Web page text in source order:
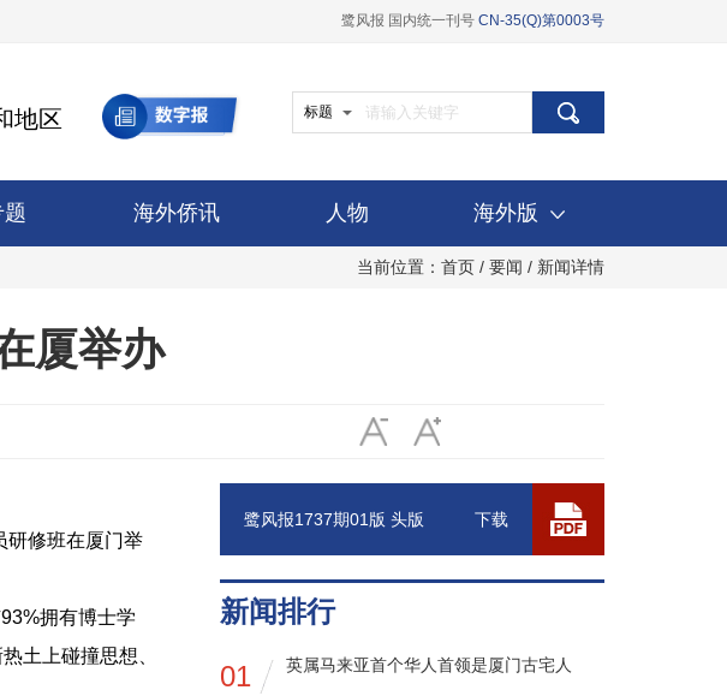
鹭风报 国内统一刊号 CN-35(Q)第0003号
地区 标题
题 海外侨讯 人物 海外版
当前位置： 首页 / 要闻 / 新闻详情
厦举办
修班在厦门举
拥有博士学
土上碰撞思想、
下载
鹭风报1737期01版 头版
新闻排行
01
英属马来亚首个华人首领是厦门古宅人